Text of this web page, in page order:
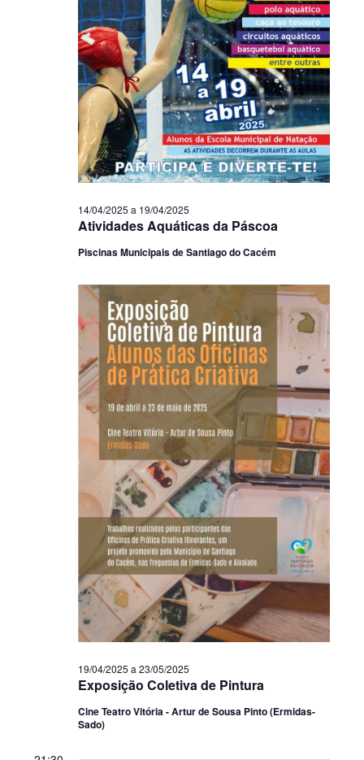
Atividades Aquáticas da Páscoa
14/04/2025 a 19/04/2025
Piscinas Municipais de Santiago do Cacém
Exposição Coletiva de Pintura
19/04/2025 a 23/05/2025
Cine Teatro Vitória - Artur de Sousa Pinto (Ermidas-
Sado)